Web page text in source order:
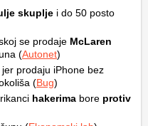
skuplje i do 50 posto
se prodaje McLaren
(Autonet)
jer prodaju iPhone bez
(Bug)
hakerima bore protiv